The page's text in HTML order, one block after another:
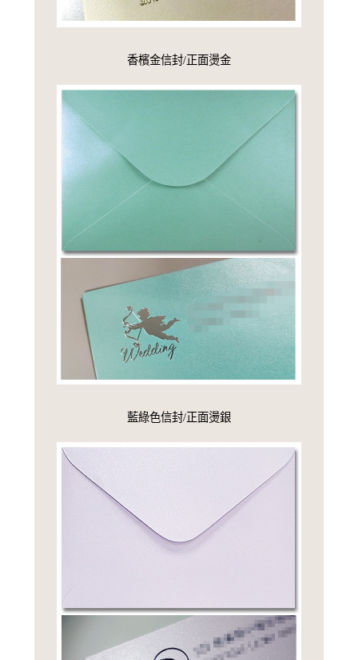
香檳金信封/正面燙金
藍綠色信封/正面燙銀